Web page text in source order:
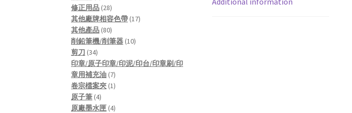
products
修正用品 2828
products
其他廠牌相容色帶 1717
其他產品 8080
products
削鉛筆機/削筆器 1010
剪刀 3434
products
印章/原子印章/印泥/印台/印章刷/印
章用補充油 77
products
卷宗檔案夾 11
原子筆 44
products
原廠墨水匣 44